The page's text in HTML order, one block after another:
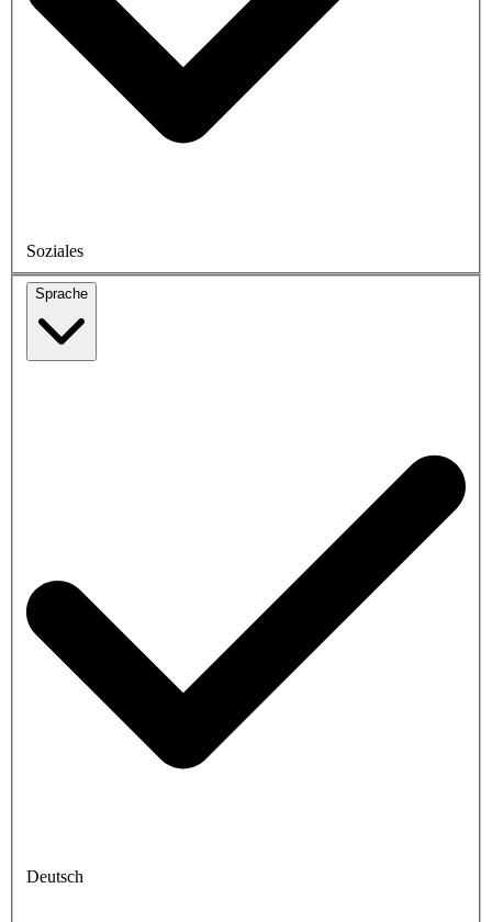
Soziales
Sprache
Deutsch